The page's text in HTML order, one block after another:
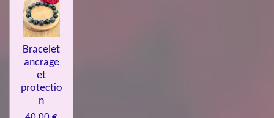
Bracelet
ancrage
et
protectio
n